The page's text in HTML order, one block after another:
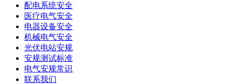
配电系统安全
医疗电气安全
电器设备安全
机械电气安全
光伏电站安规
安规测试标准
电气安规常识
联系我们